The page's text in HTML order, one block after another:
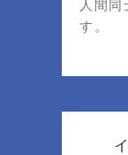
人間同
す。